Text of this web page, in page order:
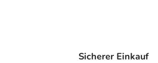
Sicherer Einkauf